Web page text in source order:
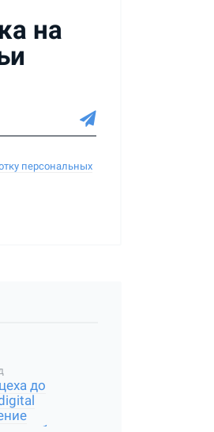
на
персональных
до